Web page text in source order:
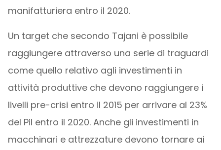
manifatturiera entro il 2020.
Un target che secondo Tajani è possibile
raggiungere attraverso una serie di traguardi
come quello relativo agli investimenti in
attività produttive che devono raggiungere i
livelli pre-crisi entro il 2015 per arrivare al 23%
del Pil entro il 2020. Anche gli investimenti in
macchinari e attrezzature devono tornare ai